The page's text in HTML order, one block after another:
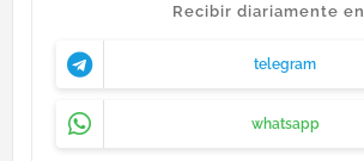
Recibir diariamente en
telegram
whatsapp